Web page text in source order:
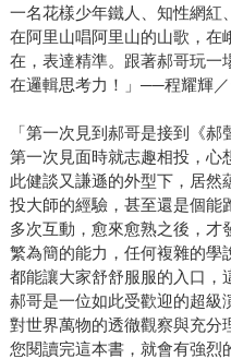
一名花樣少年鐵人、知性網紅
在阿里山唱阿里山的山歌，在
在，表達精準。跟著郝哥玩一
在邏輯思考力！」──程耀輝
「第一次見到郝哥是接到《
第一次見面時就志趣相投，心
此健談又謙遜的外型下，居然
投大師的經驗，甚至還是個能
多次互動，愈來愈熟之後，才
繁為簡的能力，任何複雜的學
都能讓大家舒舒服服的入口，
郝哥是一位如此受歡迎的超級
對世界萬物的透徹觀察與充分
您閱讀完這本書，就會有強烈